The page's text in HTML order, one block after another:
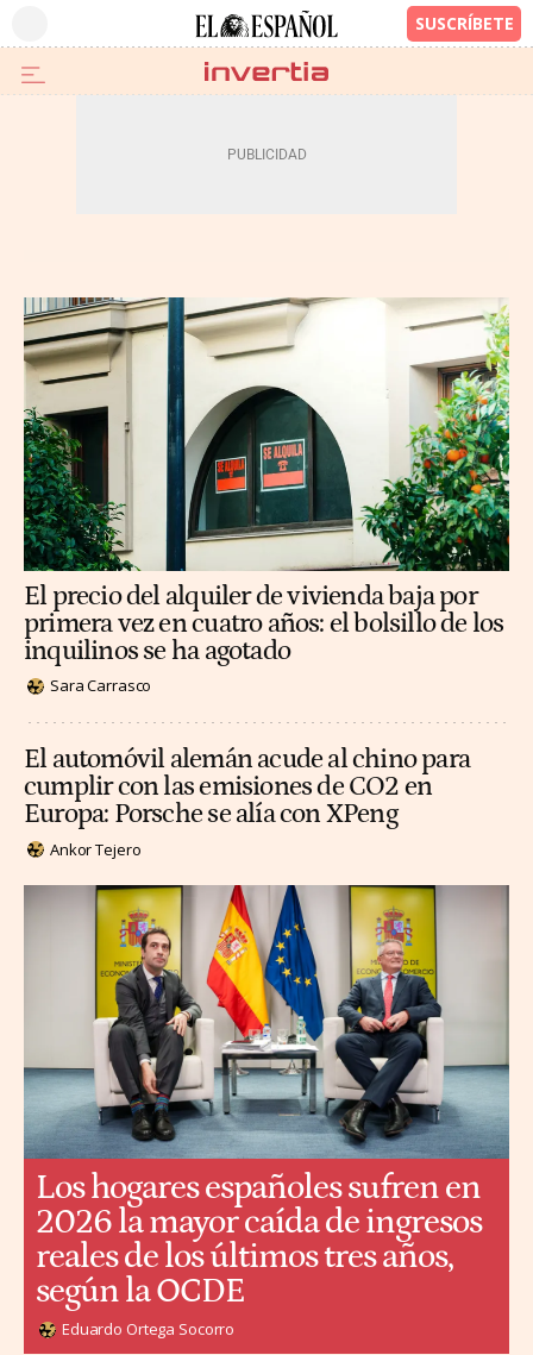
El precio del alquiler de vivienda baja por
primera vez en cuatro años: el bolsillo de los
inquilinos se ha agotado
Sara Carrasco
El automóvil alemán acude al chino para
cumplir con las emisiones de CO2 en
Europa: Porsche se alía con XPeng
Ankor Tejero
Los hogares españoles sufren en
2026 la mayor caída de ingresos
reales de los últimos tres años,
según la OCDE
Eduardo Ortega Socorro